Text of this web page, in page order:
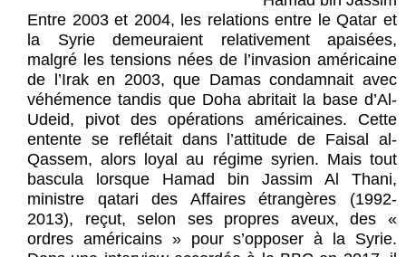
Entre 2003 et 2004, les relations entre le Qatar et
la Syrie demeuraient relativement apaisées,
malgré les tensions nées de l’invasion américaine
de l’Irak en 2003, que Damas condamnait avec
véhémence tandis que Doha abritait la base d’Al-
Udeid, pivot des opérations américaines. Cette
entente se reflétait dans l’attitude de Faisal al-
Qassem, alors loyal au régime syrien. Mais tout
bascula lorsque Hamad bin Jassim Al Thani,
ministre qatari des Affaires étrangères (1992-
2013), reçut, selon ses propres aveux, des «
ordres américains » pour s’opposer à la Syrie.